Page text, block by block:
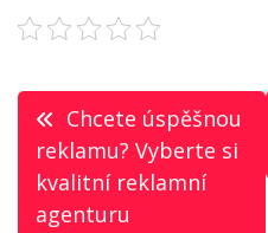
Navigace
pro
příspěvek
Chcete úspěšnou
reklamu? Vyberte si
kvalitní reklamní
agenturu